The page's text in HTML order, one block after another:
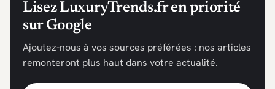
Lisez LuxuryTrends.fr en priorité
sur Google
Ajoutez-nous à vos sources préférées : nos articles
remonteront plus haut dans votre actualité.